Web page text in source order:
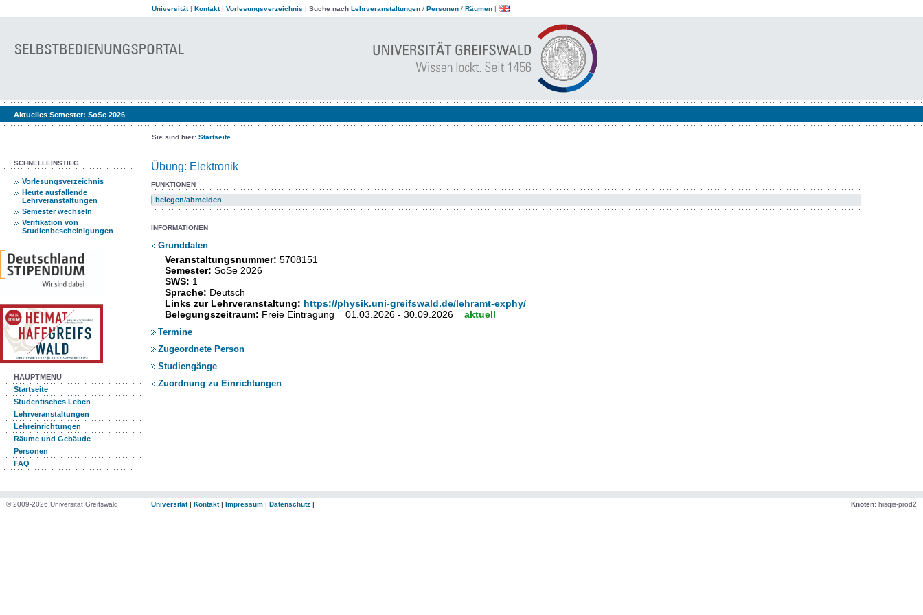
Universität| Kontakt| Vorlesungsverzeichnis | Suche nach Lehrveranstaltungen / Personen / Räumen |
Aktuelles Semester: SoSe 2026
Sie sind hier: Startseite
SCHNELLEINSTIEG
Vorlesungsverzeichnis
Heute ausfallende
Lehrveranstaltungen
Semester wechseln
Verifikation von
Studienbescheinigungen
HAUPTMENÜ
Startseite
Studentisches Leben
Lehrveranstaltungen
Lehreinrichtungen
Räume und Gebäude
Personen
FAQ
Übung: Elektronik
FUNKTIONEN
belegen/abmelden
INFORMATIONEN
Grunddaten
Veranstaltungsnummer: 5708151
Semester: SoSe 2026
SWS: 1
Sprache: Deutsch
Links zur Lehrveranstaltung: https://physik.uni-greifswald.de/lehramt-exphy/
Belegungszeitraum: Freie Eintragung 01.03.2026 - 30.09.2026 aktuell
Termine
Zugeordnete Person
Studiengänge
Zuordnung zu Einrichtungen
© 2009-2026 Universität Greifswald Universität| Kontakt| Impressum | Datenschutz | Knoten: hisqis-prod2